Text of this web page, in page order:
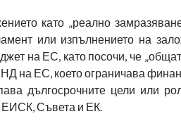
като „реално
или изпълнението на
на ЕС, като посочи, че
на ЕС, което ограничава
дългосрочните цели или
ЕИСК, Съвета и ЕК.